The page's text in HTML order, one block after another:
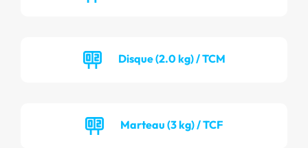
Disque (2.0 kg) / TCM
Marteau (3 kg) / TCF